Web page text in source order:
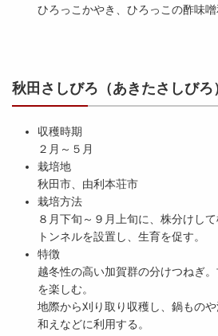
ひろっこかやき、ひろっこの酢味噌
秋田さしびろ（あきたさしびろ
収穫時期
２月～５月
栽培地
秋田市、由利本荘市
栽培方法
８月下旬～９月上旬に、株分けし
トンネルを設置し、生育を促す。
特徴
越冬性の高い加賀群の分けつねぎ
を楽しむ。
地際から刈り取り収穫し、鍋もの
和えなどに利用する。